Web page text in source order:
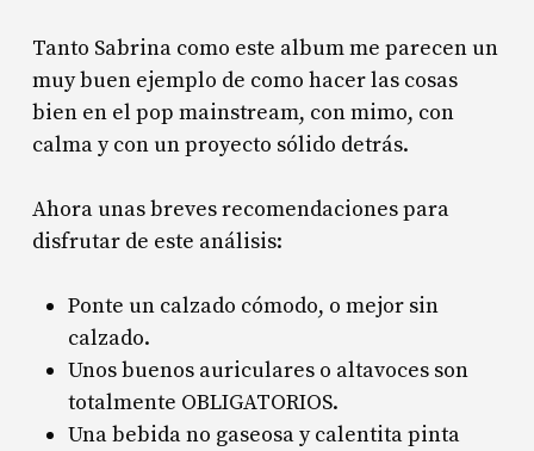
Tanto Sabrina como este album me parecen un
muy buen ejemplo de como hacer las cosas
bien en el pop mainstream, con mimo, con
calma y con un proyecto sólido detrás.
Ahora unas breves recomendaciones para
disfrutar de este análisis:
Ponte un calzado cómodo, o mejor sin
calzado.
Unos buenos auriculares o altavoces son
totalmente OBLIGATORIOS.
Una bebida no gaseosa y calentita pinta